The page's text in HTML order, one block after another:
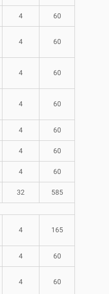
4 60
4 60
4 60
4 60
4 60
4 60
4 60
32 585
4 165
4 60
4 60